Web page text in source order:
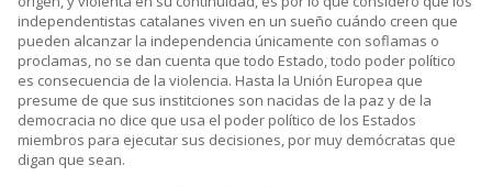
independentistas catalanes viven en un sueño cuándo creen que
pueden alcanzar la independencia únicamente con soflamas o
proclamas, no se dan cuenta que todo Estado, todo poder político
es consecuencia de la violencia. Hasta la Unión Europea que
presume de que sus institciones son nacidas de la paz y de la
democracia no dice que usa el poder político de los Estados
miembros para ejecutar sus decisiones, por muy demócratas que
digan que sean.